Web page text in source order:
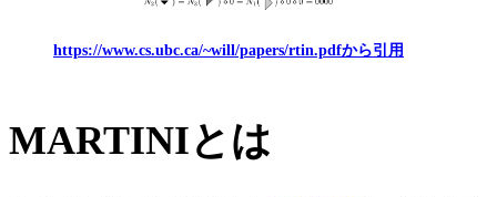
https://www.cs.ubc.ca/~will/papers/rtin.pdfから引用
MARTINIとは